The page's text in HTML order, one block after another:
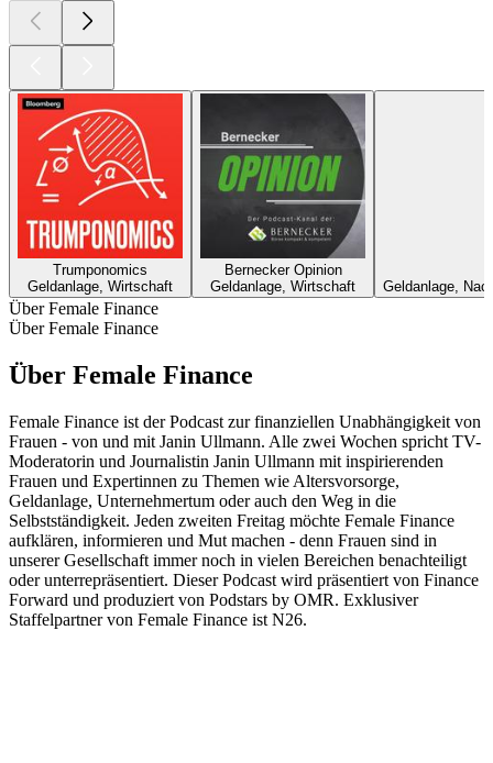
Trumponomics
Geldanlage, Wirtschaft
Bernecker Opinion
Geldanlage, Wirtschaft
Geldanlage,
Über Female Finance
Über Female Finance
Über Female Finance
Female Finance ist der Podcast zur finanziellen Unabhängigkeit von
Frauen - von und mit Janin Ullmann. Alle zwei Wochen spricht TV-
Moderatorin und Journalistin Janin Ullmann mit inspirierenden
Frauen und Expertinnen zu Themen wie Altersvorsorge,
Geldanlage, Unternehmertum oder auch den Weg in die
Selbstständigkeit. Jeden zweiten Freitag möchte Female Finance
aufklären, informieren und Mut machen - denn Frauen sind in
unserer Gesellschaft immer noch in vielen Bereichen benachteiligt
oder unterrepräsentiert. Dieser Podcast wird präsentiert von Finance
Forward und produziert von Podstars by OMR. Exklusiver
Staffelpartner von Female Finance ist N26.